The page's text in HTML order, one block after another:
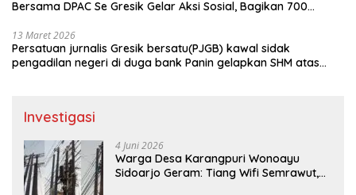
Bersama DPAC Se Gresik Gelar Aksi Sosial, Bagikan 700
13 Maret 2026
Persatuan jurnalis Gresik bersatu(PJGB) kawal sidak
pengadilan negeri di duga bank Panin gelapkan SHM atas
Investigasi
4 Juni 2026
Warga Desa Karangpuri Wonoayu
Sidoarjo Geram: Tiang Wifi Semrawut,